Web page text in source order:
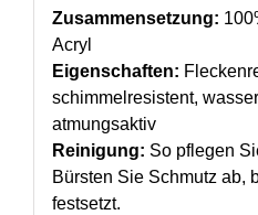
Zusammensetzung:
Acryl
Eigenschaften:
schimmelresistent,
atmungsaktiv
Reinigung: So pflegen
Bürsten Sie Schmutz ab,
festsetzt.